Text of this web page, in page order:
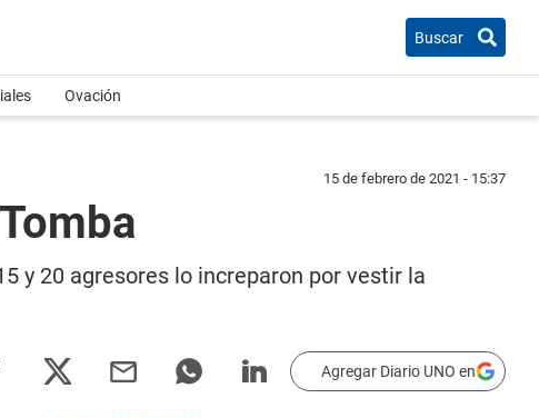
Buscar
Ovación
15 de febrero de 2021 - 15:37
y 20 agresores lo increparon por vestir la
Agregar Diario UNO en